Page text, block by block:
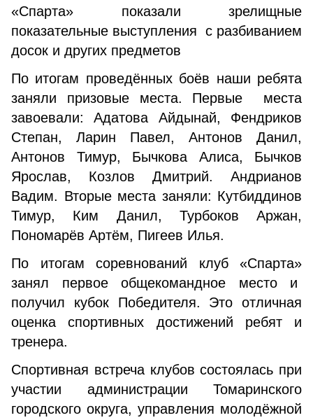
«Спарта» показали зрелищные
показательные выступления с разбиванием
досок и других предметов
По итогам проведённых боёв наши ребята
заняли призовые места. Первые места
завоевали: Адатова Айдынай, Фендриков
Степан, Ларин Павел, Антонов Данил,
Антонов Тимур, Бычкова Алиса, Бычков
Ярослав, Козлов Дмитрий. Андрианов
Вадим. Вторые места заняли: Кутбиддинов
Тимур, Ким Данил, Турбоков Аржан,
Пономарёв Артём, Пигеев Илья.
По итогам соревнований клуб «Спарта»
занял первое общекомандное место и
получил кубок Победителя. Это отличная
оценка спортивных достижений ребят и
тренера.
Спортивная встреча клубов состоялась при
участии администрации Томаринского
городского округа, управления молодёжной